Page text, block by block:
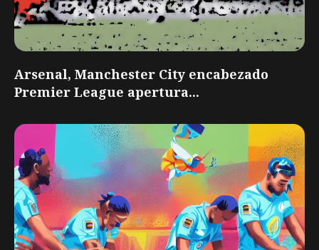
Arsenal, Manchester City encabezado
Premier League apertura...